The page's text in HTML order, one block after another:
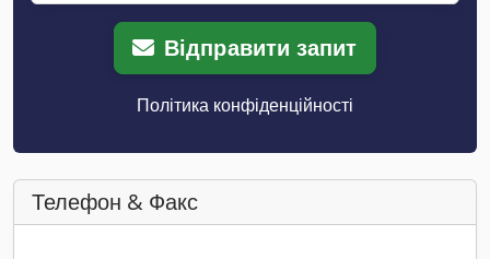
Відправити запит
Політика конфіденційності
Телефон & Факс